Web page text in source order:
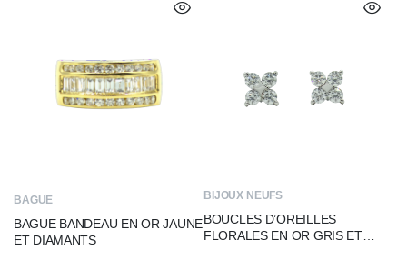
BAGUE
BAGUE BANDEAU EN OR JAUNE
ET DIAMANTS
BIJOUX NEUFS
BOUCLES D’OREILLES
FLORALES EN OR GRIS ET